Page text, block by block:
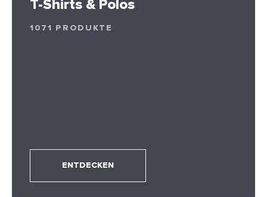
T-Shirts & Polos
1071 PRODUKTE
ENTDECKEN